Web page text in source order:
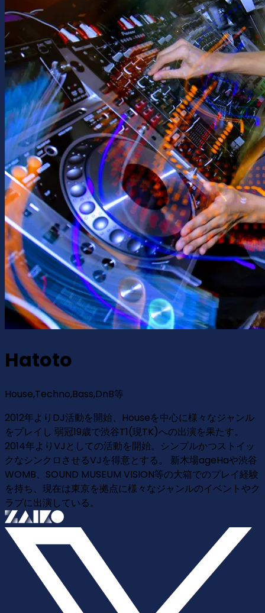
Hatoto
House,Techno,Bass,DnB等
2012年よりDJ活動を開始、Houseを中心に様々なジャンル
をプレイし 弱冠19歳で渋谷T1(現TK)への出演を果たす。
2014年よりVJとしての活動を開始。シンプルかつストイッ
クなシンクロさせるVJを得意とする。 新木場ageHaや渋谷
WOMB、SOUND MUSEUM VISION等の大箱でのプレイ経験
を持ち、現在は東京を拠点に様々なジャンルのイベントやク
ラブに出演している。